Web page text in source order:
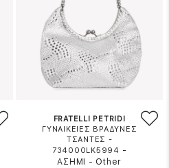
FRATELLI PETRIDI
ΓΥΝΑΙΚΕΙΕΣ ΒΡΑΔΥΝΕΣ
ΤΣΑΝΤΕΣ -
734000LK5994 -
ΑΣΗΜΙ
- Other